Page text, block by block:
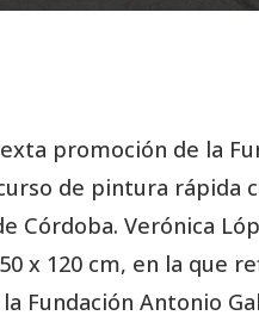
promoción de la
de pintura rápida
Córdoba. Verónica
x 120 cm, en la que
Fundación Antonio